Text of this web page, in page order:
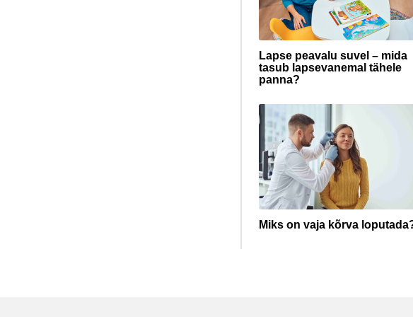
Lapse peavalu suvel – mida
tasub lapsevanemal tähele
panna?
Miks on vaja kõrva